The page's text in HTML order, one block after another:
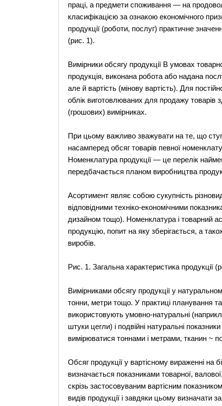
праці, а предмети споживання — на
класифікацією за ознакою економічного
продукції (роботи, послуг) практичне
(рис. 1).
Вимірники обсягу продукції В умовах
продукція, виконана робота або надана
але й вартість (мінову вартість). Для
облік виготовлюваних для продажу товарів
(грошових) вимірниках.
При цьому важливо зважувати на те, що
насамперед обсяг товарів певної
Номенклатура продукції — це перелік
передбачається планом виробництва
Асортимент являє собою сукупність
відповідними техніко-економічними
дизайном тощо). Номенклатура і товарний
продукцію, попит на яку зберігається, а
виробів.
Рис. 1. Загальна характеристика продукції
Вимірниками обсягу продукції у
тонни, метри тощо. У практиці планування
використовують умовно-натуральні
штуки цегли) і подвійні натуральні
вимірюватися тоннами і метрами, тканин ~
Обсяг продукції у вартісному вираженні на
визначається показниками товарної,
скрізь застосовуваним вартісним
видів продукції і завдяки цьому визначати